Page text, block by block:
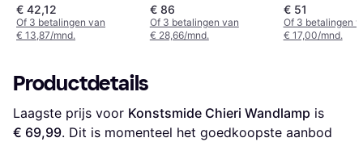
€ 42,12
Of 3 betalingen van
€ 13,87/mnd.
€ 86
Of 3 betalingen van
€ 28,66/mnd.
€ 51
Of 3 betalingen
€ 17,00/mnd.
Productdetails
Laagste prijs voor Konstsmide Chieri Wandlamp
€ 69,99. Dit is momenteel het goedkoopste aanbod